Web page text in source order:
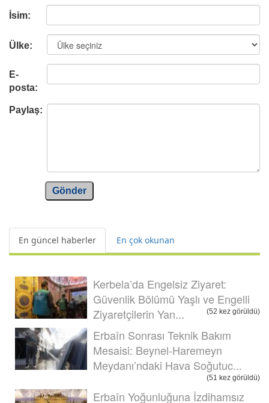
İsim:
Ülke:
E-
posta:
Paylaş:
Gönder
En güncel haberler En çok okunan
Kerbela’da Engelsiz Ziyaret:
Güvenlik Bölümü Yaşlı ve Engelli
Ziyaretçilerin Yan...
(52 kez görüldü)
Erbaîn Sonrası Teknik Bakım
Mesaisi: Beynel-Haremeyn
Meydanı’ndaki Hava Soğutuc...
(51 kez görüldü)
Erbaîn Yoğunluğuna İzdihamsız